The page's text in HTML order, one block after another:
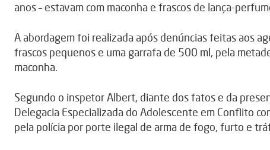
anos – estavam com maconha e frascos de lança-
A abordagem foi realizada após denúncias feitas aos
frascos pequenos e uma garrafa de 500 ml, pela
maconha.
Segundo o inspetor Albert, diante dos fatos e da
Delegacia Especializada do Adolescente em Conflito
pela polícia por porte ilegal de arma de fogo, furto e